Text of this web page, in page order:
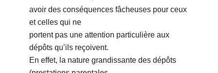
avoir des conséquences fâcheuses pour ceux
et celles qui ne
portent pas une attention particulière aux
dépôts qu’ils reçoivent.
En effet, la nature grandissante des dépôts